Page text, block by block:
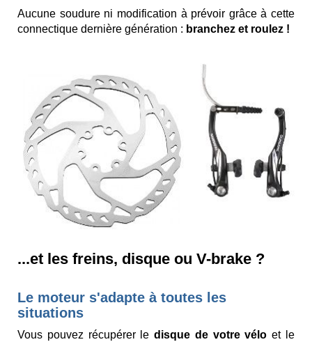
Aucune soudure ni modification à prévoir grâce à cette
connectique dernière génération : branchez et roulez !
...et les freins, disque ou V-brake ?
Le moteur s'adapte à toutes les
situations
Vous pouvez récupérer ledisque de votre vélo et le